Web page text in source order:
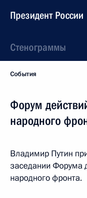
Президент России
Стенограммы
События
Форум
народного
Владимир Путин
заседании Форума
народного фронта.